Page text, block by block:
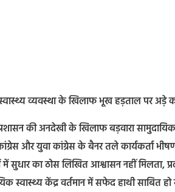
स्वास्थ्य व्यवस्था के खिलाफ भूख हड़ताल पर अड़े
की अनदेखी के खिलाफ बड़वारा
और युवा कांग्रेस के बैनर तले कार्यकर्ता
का ठोस लिखित आश्वासन नहीं मिलता,
स्वास्थ्य केंद्र वर्तमान में सफेद हाथी साबित